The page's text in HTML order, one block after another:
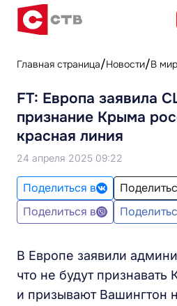
Главная страница Новости В
FT: Европа заявила
признание Крыма
красная линия
24 апреля 2025 09:22
Поделиться в
Поделиться в
В Европе заявили
что не будут
и призывают Вашингтон